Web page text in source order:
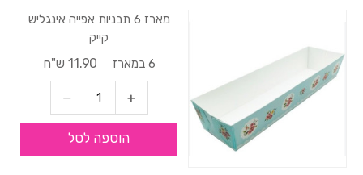
מארז 6 תבניות אפייה אינגליש
קייק
6 במארז
11.90 ש"ח
הוספה לסל